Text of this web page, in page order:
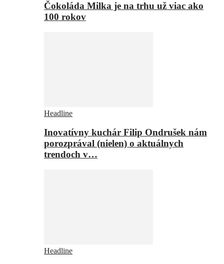
Čokoláda Milka je na trhu už viac ako
100 rokov
Headline
Inovatívny kuchár Filip Ondrušek nám
porozprával (nielen) o aktuálnych
trendoch v…
Headline